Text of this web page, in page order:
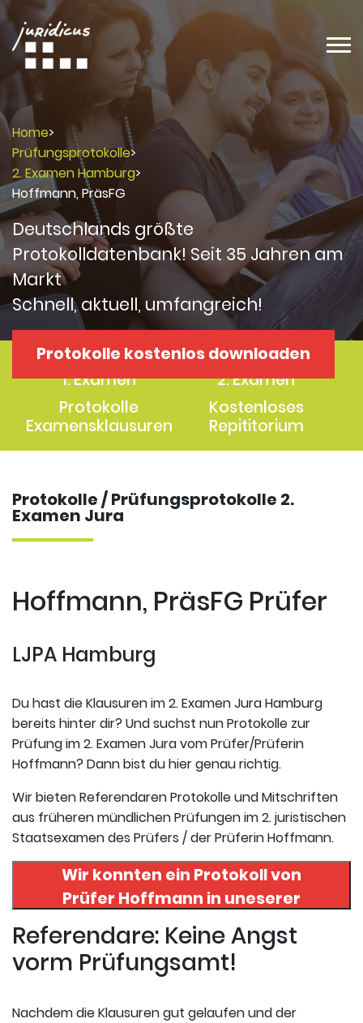
Home>
Prüfungsprotokolle>
2. Examen Hamburg>
Hoffmann, PräsFG
Deutschlands größte
Protokolldatenbank! Seit 35 Jahren am
Markt
Schnell, aktuell, umfangreich!
Protokolle kostenlos downloaden
Protokolle
1. Examen
Protokolle
2. Examen
Protokolle
Examensklausuren
Kostenloses
Repititorium
Protokolle / Prüfungsprotokolle 2.
Examen Jura
Hoffmann, PräsFG Prüfer
LJPA Hamburg
Du hast die Klausuren im 2. Examen Jura Hamburg
bereits hinter dir? Und suchst nun Protokolle zur
Prüfung im 2. Examen Jura vom Prüfer/Prüferin
Hoffmann? Dann bist du hier genau richtig.
Wir bieten Referendaren Protokolle und Mitschriften
aus früheren mündlichen Prüfungen im 2. juristischen
Staatsexamen des Prüfers / der Prüferin Hoffmann.
Wir konnten ein Protokoll von
Prüfer Hoffmann in uneserer
Datenbank finden. Hier
registrieren und das Protokoll
abrufen.
Referendare: Keine Angst
vorm Prüfungsamt!
Nachdem die Klausuren gut gelaufen und der